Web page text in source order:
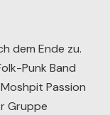
dem Ende zu.
Punk Band
Passion
Gruppe